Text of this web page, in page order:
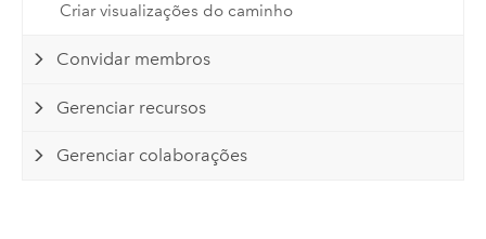
Criar visualizações do caminho
Convidar membros
Gerenciar recursos
Gerenciar colaborações